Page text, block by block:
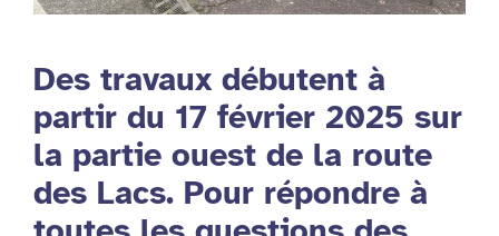
Des travaux débutent à
partir du 17 février 2025 sur
la partie ouest de la route
des Lacs. Pour répondre à